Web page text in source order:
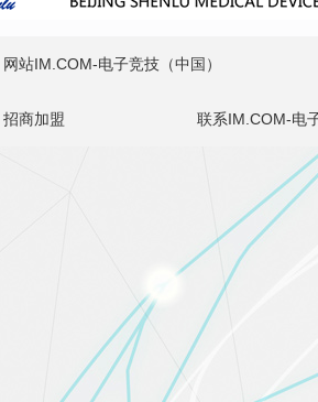
网站IM.COM-电子竞技（中国）
招商加盟 联系IM.COM-电